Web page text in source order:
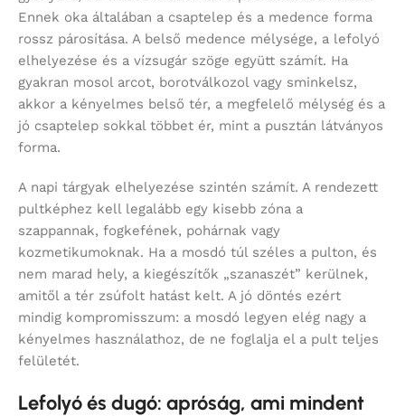
Ennek oka általában a csaptelep és a medence forma
rossz párosítása. A belső medence mélysége, a lefolyó
elhelyezése és a vízsugár szöge együtt számít. Ha
gyakran mosol arcot, borotválkozol vagy sminkelsz,
akkor a kényelmes belső tér, a megfelelő mélység és a
jó csaptelep sokkal többet ér, mint a pusztán látványos
forma.
A napi tárgyak elhelyezése szintén számít. A rendezett
pultképhez kell legalább egy kisebb zóna a
szappannak, fogkefének, pohárnak vagy
kozmetikumoknak. Ha a mosdó túl széles a pulton, és
nem marad hely, a kiegészítők „szanaszét” kerülnek,
amitől a tér zsúfolt hatást kelt. A jó döntés ezért
mindig kompromisszum: a mosdó legyen elég nagy a
kényelmes használathoz, de ne foglalja el a pult teljes
felületét.
Lefolyó és dugó: apróság, ami mindent